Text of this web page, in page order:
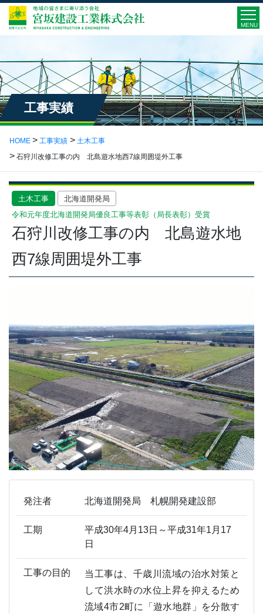
MENU
工事実績
HOME 工事実績
土木工事
石狩川改修工事の内 北島遊水地西7線周囲堤外工事
土木工事
北海道開発局
令和元年度北海道開発局優良工事等表彰（局長表彰）受賞
石狩川改修工事の内 北島遊水地
西7線周囲堤外工事
発注者 北海道開発局 札幌開発建設部
工期
平成30年4月13日～平成31年1月17
日
工事の目的
当工事は、千歳川流域の治水対策と
して洪水時の水位上昇を抑えるため
流域4市2町に「遊水地群」を分散す